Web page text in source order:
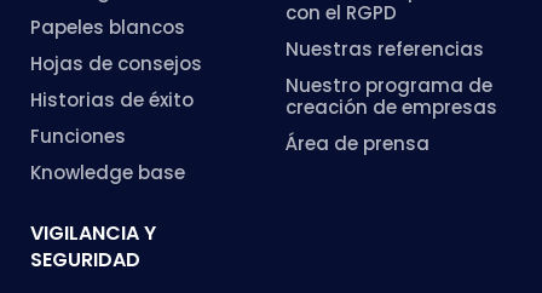
Papeles blancos
Hojas de consejos
Historias de éxito
Funciones
Knowledge base
con el RGPD
Nuestras referencias
Nuestro programa de
creación de empresas
Área de prensa
VIGILANCIA Y
SEGURIDAD